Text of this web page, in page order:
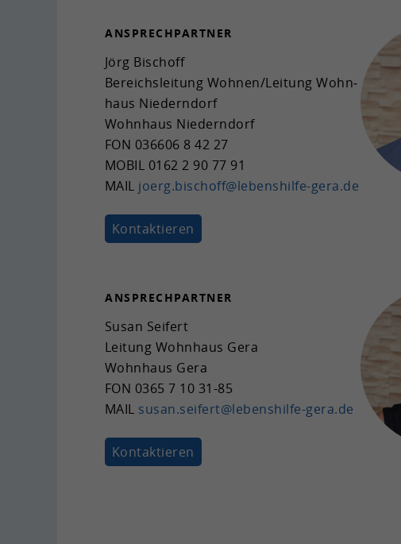
AN­SPRECH­PART­NER
Jörg Bi­schoff
Be­reichs­lei­tung Woh­nen/Lei­tung Wohn­
haus Nie­dern­dorf
Wohn­haus Nie­dern­dorf
FON 036606 8 42 27
MOBIL 0162 2 90 77 91
MAIL joerg.bi­schoff@lebenshilfe-​gera.de
Kon­tak­tie­ren
AN­SPRECH­PART­NER
Susan Sei­fert
Lei­tung Wohn­haus Gera
Wohn­haus Gera
FON 0365 7 10 31-85
MAIL susan.sei­fert@lebenshilfe-​gera.de
Kon­tak­tie­ren